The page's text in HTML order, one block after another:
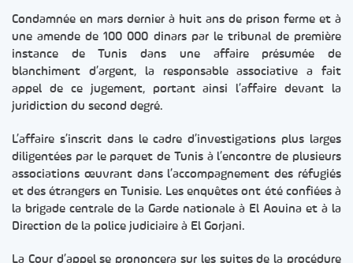
Condamnée en mars dernier à huit ans de prison ferme et à
une amende de 100 000 dinars par le tribunal de première
instance de Tunis dans une affaire présumée de
blanchiment d’argent, la responsable associative a fait
appel de ce jugement, portant ainsi l’affaire devant la
juridiction du second degré.
L’affaire s’inscrit dans le cadre d’investigations plus larges
diligentées par le parquet de Tunis à l’encontre de plusieurs
associations œuvrant dans l’accompagnement des réfugiés
et des étrangers en Tunisie. Les enquêtes ont été confiées à
la brigade centrale de la Garde nationale à El Aouina et à la
Direction de la police judiciaire à El Gorjani.
La Cour d’appel se prononcera sur les suites de la procédure